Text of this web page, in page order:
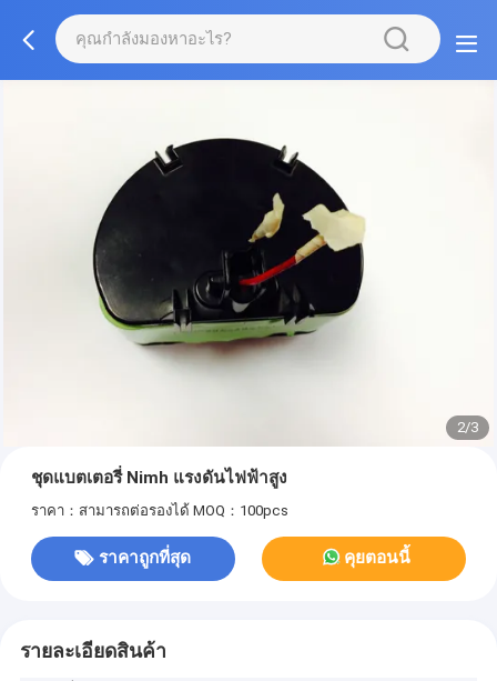
2/3
ชุดแบตเตอรี่ Nimh แรงดันไฟฟ้าสูง
ราคา：สามารถต่อรองได้ MOQ：100pcs
ราคาถูกที่สุด คุยตอนนี้
รายละเอียดสินค้า